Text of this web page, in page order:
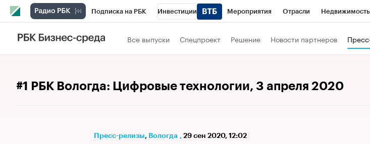
Подписка на РБК Инвестиции Мероприятия Отрасли Недвижимость
РБК Вино Все выпуски Спецпроект Решение Новости партнеров
#1 РБК Вологда: Цифровые технологии, 3 апреля 2020
Пресс-релизы⁠, Вологда , 29 сен 2020, 12:02